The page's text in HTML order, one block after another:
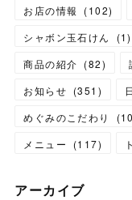
お店の情報
(102)
シャボン玉石けん
(1)
商品の紹介 (82)
お知らせ (351 )
めぐみのこだわり
(10
メニュー
(117)
アーカイブ